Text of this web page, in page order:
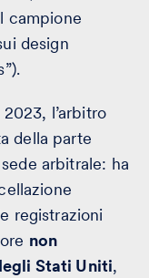
campione
design
l’arbitro
della parte
arbitrale: ha
registrazioni
non
Stati Uniti,